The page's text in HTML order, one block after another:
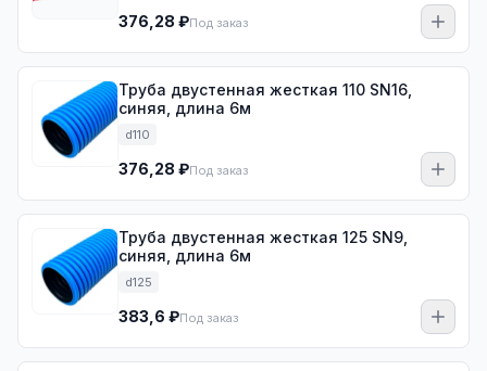
376,28 ₽Под заказ
Труба двустенная жесткая 110 SN16,
синяя, длина 6м
d110
376,28 ₽Под заказ
Труба двустенная жесткая 125 SN9,
синяя, длина 6м
d125
383,6 ₽Под заказ